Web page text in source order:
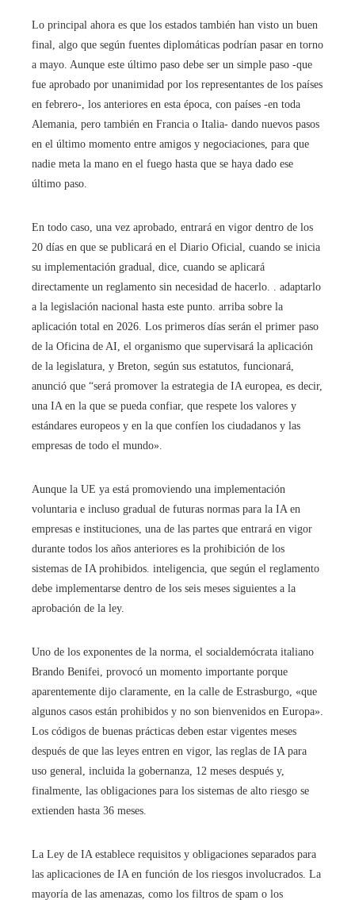
Lo principal ahora es que los estados también han visto un buen
final, algo que según fuentes diplomáticas podrían pasar en torno
a mayo. Aunque este último paso debe ser un simple paso -que
fue aprobado por unanimidad por los representantes de los países
en febrero-, los anteriores en esta época, con países -en toda
Alemania, pero también en Francia o Italia- dando nuevos pasos
en el último momento entre amigos y negociaciones, para que
nadie meta la mano en el fuego hasta que se haya dado ese
último paso.
En todo caso, una vez aprobado, entrará en vigor dentro de los
20 días en que se publicará en el Diario Oficial, cuando se inicia
su implementación gradual, dice, cuando se aplicará
directamente un reglamento sin necesidad de hacerlo. . adaptarlo
a la legislación nacional hasta este punto. arriba sobre la
aplicación total en 2026. Los primeros días serán el primer paso
de la Oficina de AI, el organismo que supervisará la aplicación
de la legislatura, y Breton, según sus estatutos, funcionará,
anunció que “será promover la estrategia de IA europea, es decir,
una IA en la que se pueda confiar, que respete los valores y
estándares europeos y en la que confíen los ciudadanos y las
empresas de todo el mundo».
Aunque la UE ya está promoviendo una implementación
voluntaria e incluso gradual de futuras normas para la IA en
empresas e instituciones, una de las partes que entrará en vigor
durante todos los años anteriores es la prohibición de los
sistemas de IA prohibidos. inteligencia, que según el reglamento
debe implementarse dentro de los seis meses siguientes a la
aprobación de la ley.
Uno de los exponentes de la norma, el socialdemócrata italiano
Brando Benifei, provocó un momento importante porque
aparentemente dijo claramente, en la calle de Estrasburgo, «que
algunos casos están prohibidos y no son bienvenidos en Europa».
Los códigos de buenas prácticas deben estar vigentes meses
después de que las leyes entren en vigor, las reglas de IA para
uso general, incluida la gobernanza, 12 meses después y,
finalmente, las obligaciones para los sistemas de alto riesgo se
extienden hasta 36 meses.
La Ley de IA establece requisitos y obligaciones separados para
las aplicaciones de IA en función de los riesgos involucrados. La
mayoría de las amenazas, como los filtros de spam o los